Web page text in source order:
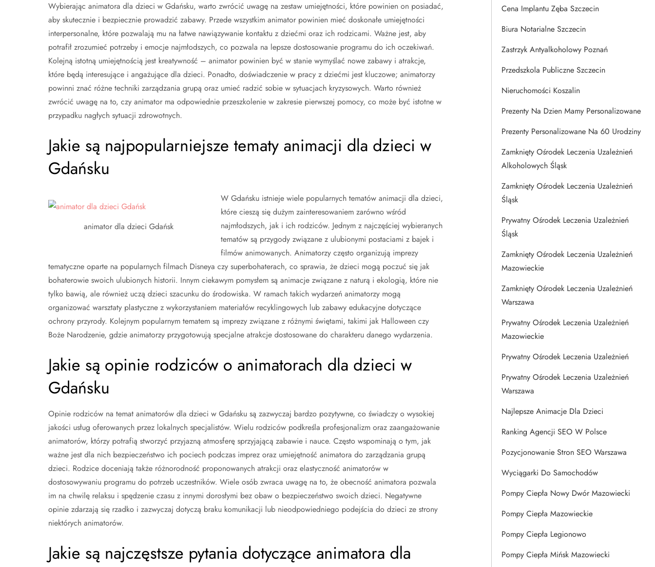
Wybierając animatora dla dzieci w Gdańsku, warto zwrócić uwagę na zestaw umiejętności, które powinien on posiadać,
aby skutecznie i bezpiecznie prowadzić zabawy. Przede wszystkim animator powinien mieć doskonałe umiejętności
interpersonalne, które pozwalają mu na łatwe nawiązywanie kontaktu z dziećmi oraz ich rodzicami. Ważne jest, aby
potrafił zrozumieć potrzeby i emocje najmłodszych, co pozwala na lepsze dostosowanie programu do ich oczekiwań.
Kolejną istotną umiejętnością jest kreatywność – animator powinien być w stanie wymyślać nowe zabawy i atrakcje,
które będą interesujące i angażujące dla dzieci. Ponadto, doświadczenie w pracy z dziećmi jest kluczowe; animatorzy
powinni znać różne techniki zarządzania grupą oraz umieć radzić sobie w sytuacjach kryzysowych. Warto również
zwrócić uwagę na to, czy animator ma odpowiednie przeszkolenie w zakresie pierwszej pomocy, co może być istotne w
przypadku nagłych sytuacji zdrowotnych.
Jakie są najpopularniejsze tematy animacji dla dzieci w
Gdańsku
animator dla dzieci Gdańsk
W Gdańsku istnieje wiele popularnych tematów animacji dla dzieci,
które cieszą się dużym zainteresowaniem zarówno wśród
najmłodszych, jak i ich rodziców. Jednym z najczęściej wybieranych
tematów są przygody związane z ulubionymi postaciami z bajek i
filmów animowanych. Animatorzy często organizują imprezy
tematyczne oparte na popularnych filmach Disneya czy superbohaterach, co sprawia, że dzieci mogą poczuć się jak
bohaterowie swoich ulubionych historii. Innym ciekawym pomysłem są animacje związane z naturą i ekologią, które nie
tylko bawią, ale również uczą dzieci szacunku do środowiska. W ramach takich wydarzeń animatorzy mogą
organizować warsztaty plastyczne z wykorzystaniem materiałów recyklingowych lub zabawy edukacyjne dotyczące
ochrony przyrody. Kolejnym popularnym tematem są imprezy związane z różnymi świętami, takimi jak Halloween czy
Boże Narodzenie, gdzie animatorzy przygotowują specjalne atrakcje dostosowane do charakteru danego wydarzenia.
Jakie są opinie rodziców o animatorach dla dzieci w
Gdańsku
Opinie rodziców na temat animatorów dla dzieci w Gdańsku są zazwyczaj bardzo pozytywne, co świadczy o wysokiej
jakości usług oferowanych przez lokalnych specjalistów. Wielu rodziców podkreśla profesjonalizm oraz zaangażowanie
animatorów, którzy potrafią stworzyć przyjazną atmosferę sprzyjającą zabawie i nauce. Często wspominają o tym, jak
ważne jest dla nich bezpieczeństwo ich pociech podczas imprez oraz umiejętność animatora do zarządzania grupą
dzieci. Rodzice doceniają także różnorodność proponowanych atrakcji oraz elastyczność animatorów w
dostosowywaniu programu do potrzeb uczestników. Wiele osób zwraca uwagę na to, że obecność animatora pozwala
im na chwilę relaksu i spędzenie czasu z innymi dorosłymi bez obaw o bezpieczeństwo swoich dzieci. Negatywne
opinie zdarzają się rzadko i zazwyczaj dotyczą braku komunikacji lub nieodpowiedniego podejścia do dzieci ze strony
niektórych animatorów.
Jakie są najczęstsze pytania dotyczące animatora dla
Cena Implantu Zęba Szczecin
Biura Notarialne Szczecin
Zastrzyk Antyalkoholowy Poznań
Przedszkola Publiczne Szczecin
Nieruchomości Koszalin
Prezenty Na Dzien Mamy Personalizowane
Prezenty Personalizowane Na 60 Urodziny
Zamknięty Ośrodek Leczenia Uzależnień
Alkoholowych Śląsk
Zamknięty Ośrodek Leczenia Uzależnień
Śląsk
Prywatny Ośrodek Leczenia Uzależnień
Śląsk
Zamknięty Ośrodek Leczenia Uzależnień
Mazowieckie
Zamknięty Ośrodek Leczenia Uzależnień
Warszawa
Prywatny Ośrodek Leczenia Uzależnień
Mazowieckie
Prywatny Ośrodek Leczenia Uzależnień
Prywatny Ośrodek Leczenia Uzależnień
Warszawa
Najlepsze Animacje Dla Dzieci
Ranking Agencji SEO W Polsce
Pozycjonowanie Stron SEO Warszawa
Wyciągarki Do Samochodów
Pompy Ciepła Nowy Dwór Mazowiecki
Pompy Ciepła Mazowieckie
Pompy Ciepła Legionowo
Pompy Ciepła Mińsk Mazowiecki